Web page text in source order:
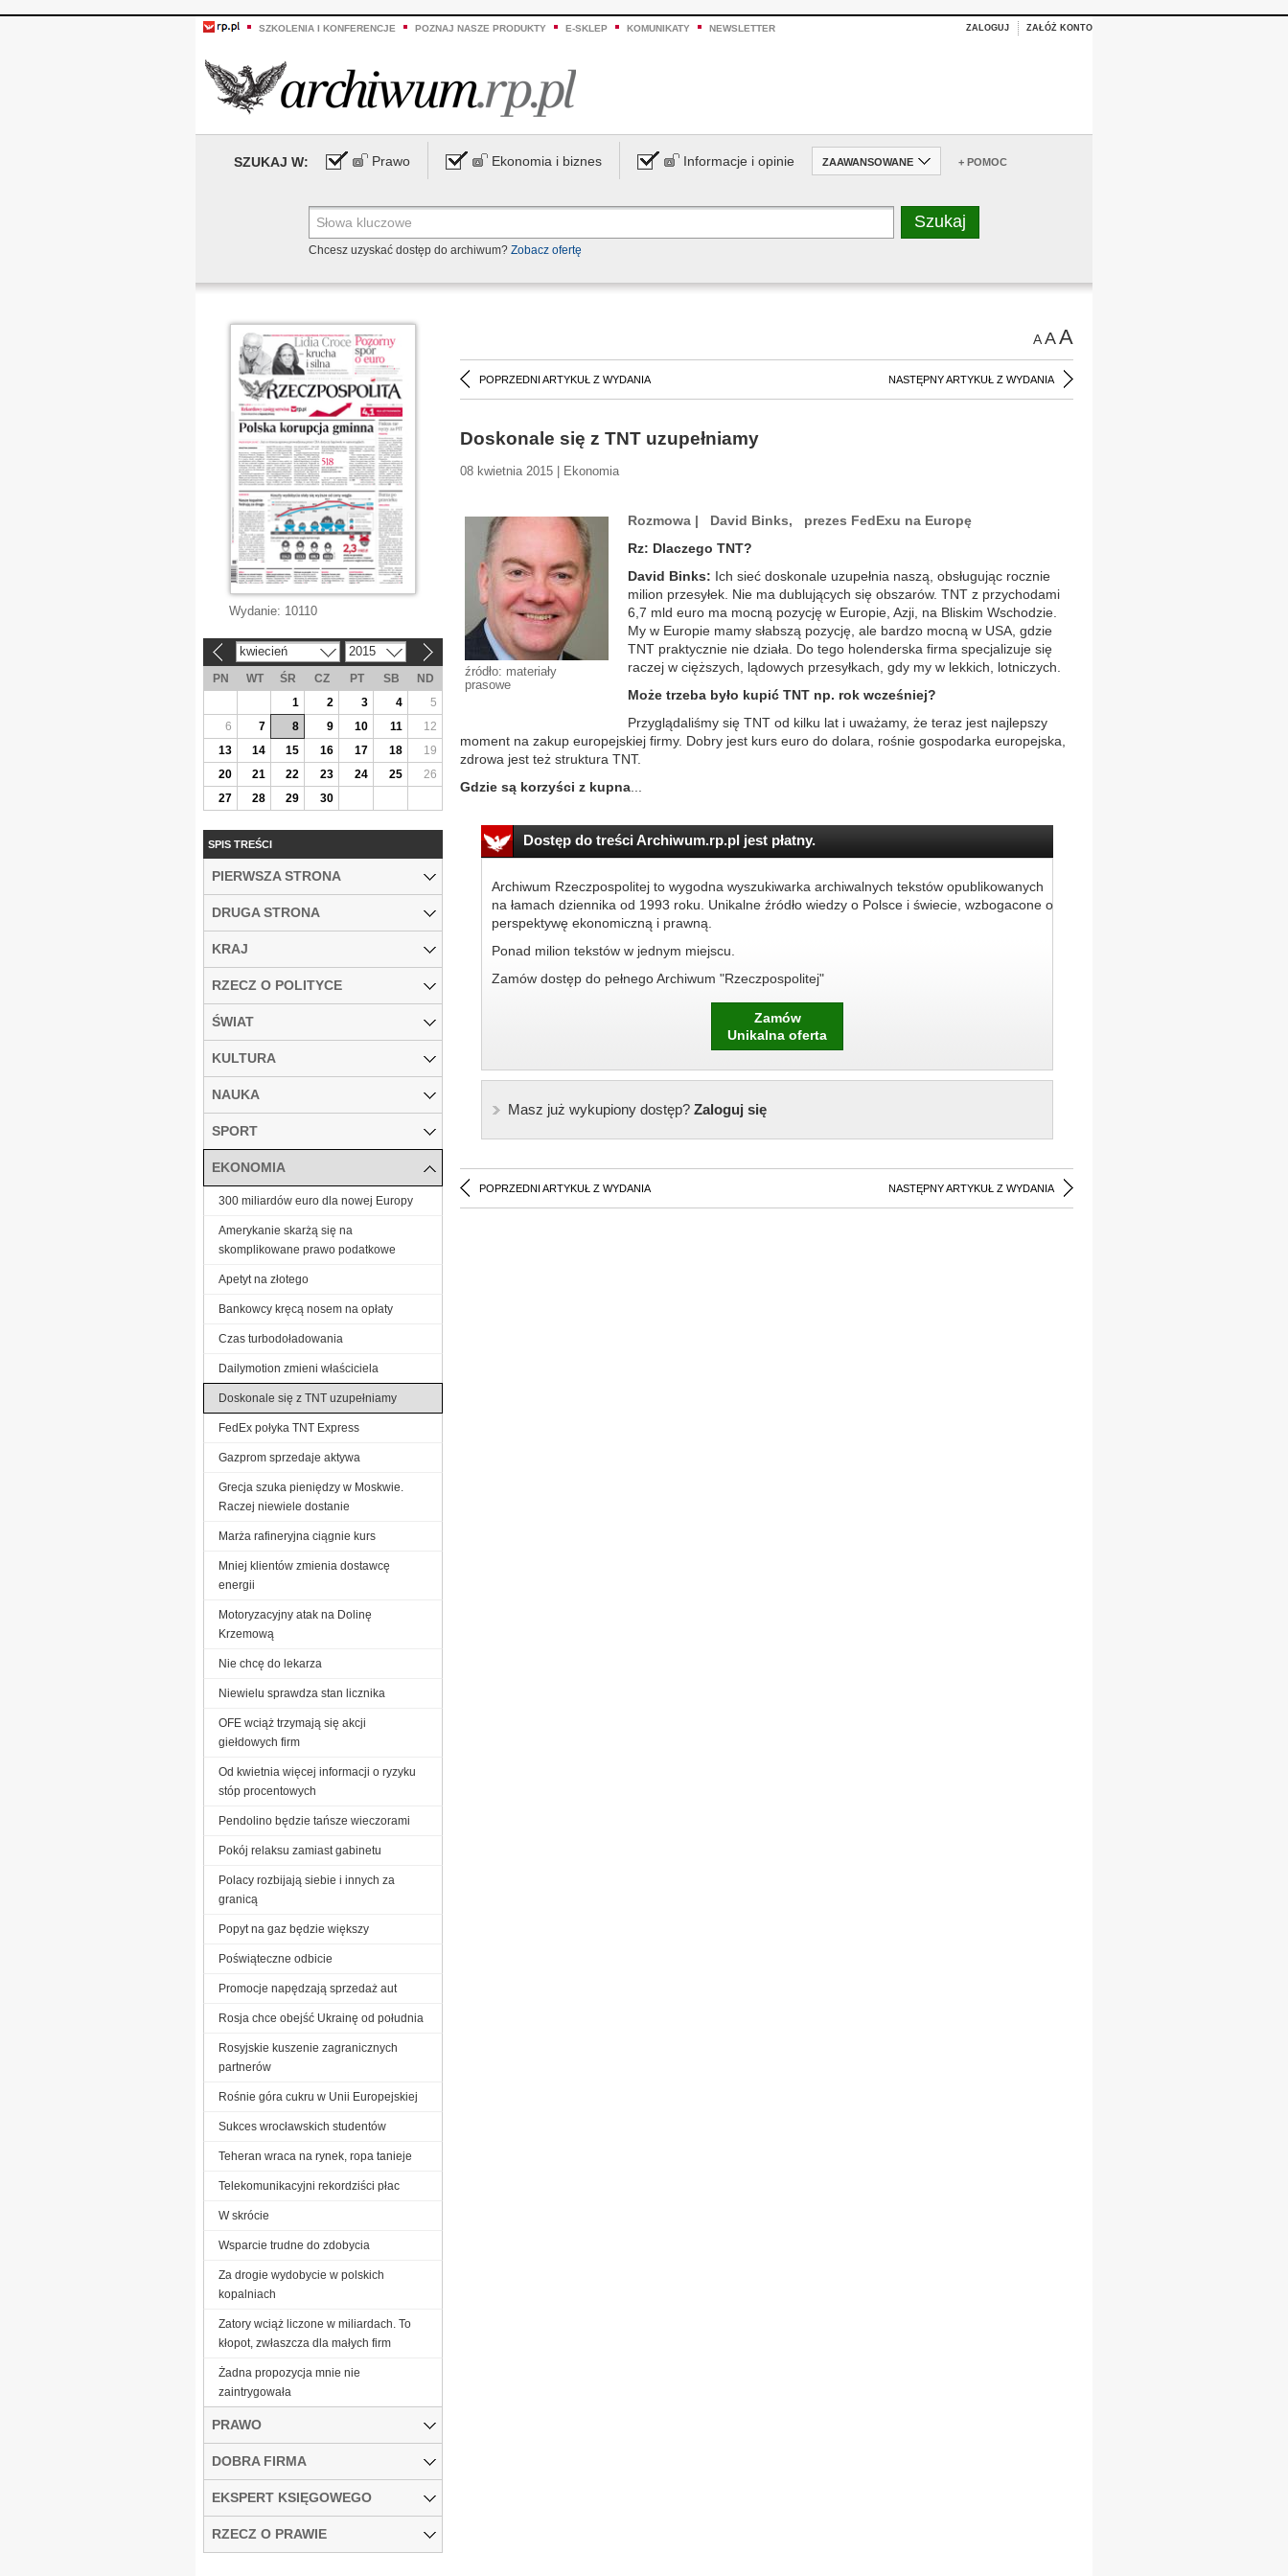
SZKOLENIA I KONFERENCJE POZNAJ NASZE PRODUKTY E-SKLEP KOMUNIKATY NEWSLETTER ZALOGUJ ZAŁÓŻ KONTO
SZUKAJ W: Prawo Ekonomia i biznes Informacje i opinie ZAAWANSOWANE + POMOC
Chcesz uzyskać dostęp do archiwum? Zobacz ofertę
AAA
POPRZEDNI ARTYKUŁ Z WYDANIA NASTĘPNY ARTYKUŁ Z WYDANIA
Doskonale się z TNT uzupełniamy
08 kwietnia 2015 | Ekonomia
źródło: materiały
prasowe
Rozmowa | David Binks, prezes FedExu na Europę
Rz: Dlaczego TNT?
David Binks: Ich sieć doskonale uzupełnia naszą, obsługując rocznie
milion przesyłek. Nie ma dublujących się obszarów. TNT z przychodami
6,7 mld euro ma mocną pozycję w Europie, Azji, na Bliskim Wschodzie.
My w Europie mamy słabszą pozycję, ale bardzo mocną w USA, gdzie
TNT praktycznie nie działa. Do tego holenderska firma specjalizuje się
raczej w cięższych, lądowych przesyłkach, gdy my w lekkich, lotniczych.
Może trzeba było kupić TNT np. rok wcześniej?
Przyglądaliśmy się TNT od kilku lat i uważamy, że teraz jest najlepszy
moment na zakup europejskiej firmy. Dobry jest kurs euro do dolara, rośnie gospodarka europejska,
zdrowa jest też struktura TNT.
Gdzie są korzyści z kupna
Dostęp do treści Archiwum.rp.pl jest płatny.
Archiwum Rzeczpospolitej to wygodna wyszukiwarka archiwalnych tekstów opublikowanych
na łamach dziennika od 1993 roku. Unikalne źródło wiedzy o Polsce i świecie, wzbogacone o
perspektywę ekonomiczną i prawną.
Ponad milion tekstów w jednym miejscu.
Zamów dostęp do pełnego Archiwum "Rzeczpospolitej"
Zamów
Unikalna oferta
Masz już wykupiony dostęp?Zaloguj się
POPRZEDNI ARTYKUŁ Z WYDANIA NASTĘPNY ARTYKUŁ Z WYDANIA
Wydanie: 10110
kwiecień 2015
PN WT ŚR CZ PT SB
ND
1
2 3 4
5
6
7 8 9 10 11
12
13
14 15 16 17 18
19
20
21 22 23 24 25
26
27
28 29 30
SPIS TREŚCI
PIERWSZA STRONA
DRUGA STRONA
KRAJ
RZECZ O POLITYCE
ŚWIAT
KULTURA
NAUKA
SPORT
EKONOMIA
300 miliardów euro dla nowej Europy
Amerykanie skarżą się na
skomplikowane prawo podatkowe
Ape­tyt na zło­te­go
Bankowcy kręcą nosem na opłaty
Czas turbodoładowania
Dailymotion zmieni właściciela
Doskonale się z TNT uzupełniamy
FedEx połyka TNT Express
Gazprom sprzedaje aktywa
Grecja szuka pieniędzy w Moskwie.
Raczej niewiele dostanie
Marża rafineryjna ciągnie kurs
Mniej klientów zmienia dostawcę
energii
Motoryzacyjny atak na Dolinę
Krzemową
Nie chcę do lekarza
Niewielu sprawdza stan licznika
OFE wciąż trzymają się akcji
giełdowych firm
Od kwietnia więcej informacji o ryzyku
stóp procentowych
Pendolino będzie tańsze wieczorami
Pokój relaksu zamiast gabinetu
Polacy rozbijają siebie i innych za
granicą
Popyt na gaz będzie większy
Poświąteczne odbicie
Promocje napędzają sprzedaż aut
Rosja chce obejść Ukrainę od południa
Rosyjskie kuszenie zagranicznych
partnerów
Rośnie góra cukru w Unii Europejskiej
Sukces wrocławskich studentów
Teheran wraca na rynek, ropa tanieje
Telekomunikacyjni rekordziści płac
W skrócie
Wsparcie trudne do zdobycia
Za drogie wydobycie w polskich
kopalniach
Zatory wciąż liczone w miliardach. To
kłopot, zwłaszcza dla małych firm
Żadna propozycja mnie nie
zaintrygowała
PRAWO
DOBRA FIRMA
EKSPERT KSIĘGOWEGO
RZECZ O PRAWIE